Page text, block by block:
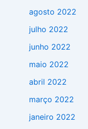
agosto 2022
julho 2022
junho 2022
maio 2022
abril 2022
março 2022
janeiro 2022